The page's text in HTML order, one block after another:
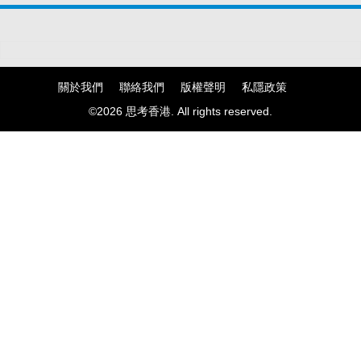
關於我們 聯絡我們 版權聲明
私隱政策
©2026 思考香港. All rights reserved.